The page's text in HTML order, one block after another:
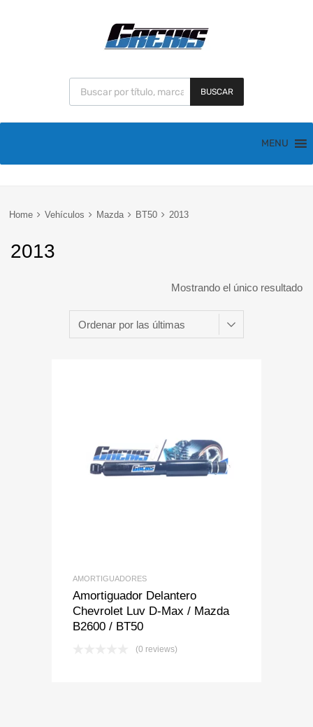
BUSCAR
MENU
Home Vehículos Mazda BT50 2013
2013
Mostrando el único resultado
Add to Wishlist
Add to Compare
AMORTIGUADORES
Amortiguador Delantero
Chevrolet Luv D-Max / Mazda
B2600 / BT50
(0 reviews)